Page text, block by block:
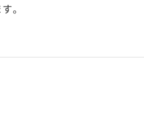
。